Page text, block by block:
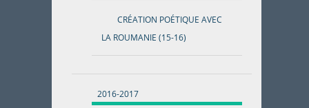
CRÉATION POÉTIQUE AVEC
LA ROUMANIE (15-16)
2016-2017